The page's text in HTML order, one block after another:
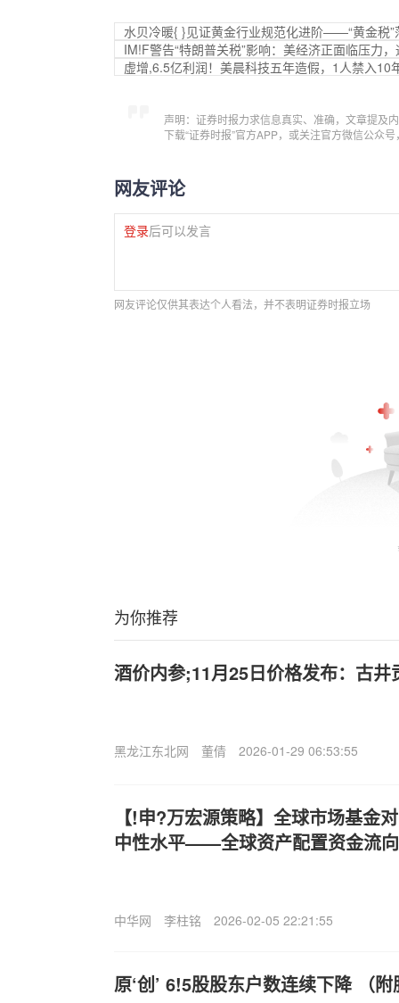
水贝冷暖{ }见证黄金行业规范化进阶——“黄金税”
IM!F警告“特朗普关税”影响：美经济正面临压力
虚增,6.5亿利润！美晨科技五年造假，1人禁入10
声明：证券时报力求信息真实、准确，文章提及
下载“证券时报”官方APP，或关注官方微信公众
网友评论
登录后可以发言
网友评论仅供其表达个人看法，并不表明证券时报立场
为你推荐
酒价内参;11月25日价格发布：古
黑龙江东北网 董倩 2026-01-29 06:53:55
【!申?万宏源策略】全球市场基金
中性水平——全球资产配置资金流
中华网 李柱铭 2026-02-05 22:21:55
原‘创’ 6!5股股东户数连续下降 （附